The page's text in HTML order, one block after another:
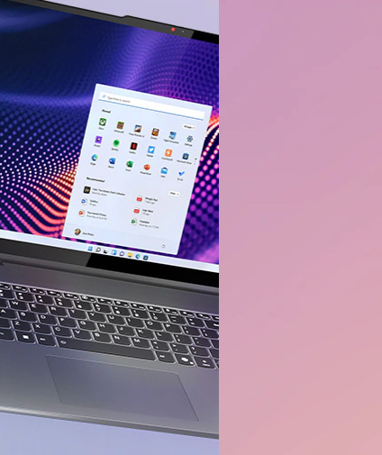
ไม่จำกัด
เป็นพีซี Windows ที่รวดเ
ริยะที่สุดเท่าที่เคยมีมา
ติม เรียนรู้เพิ่มเติม